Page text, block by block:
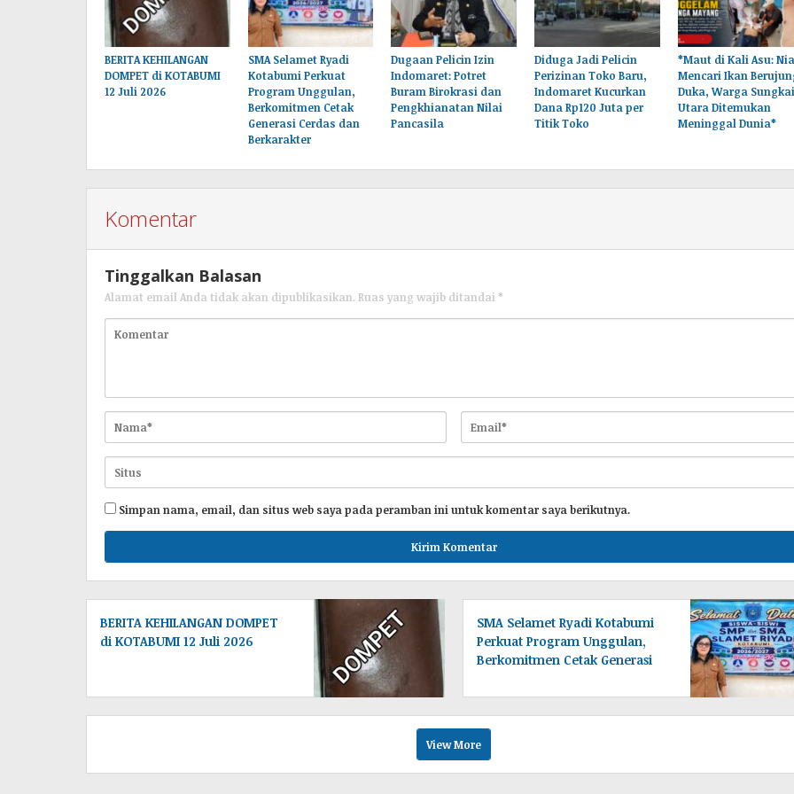
BERITA KEHILANGAN
DOMPET di KOTABUMI
12 Juli 2026
SMA Selamet Ryadi
Kotabumi Perkuat
Program Unggulan,
Berkomitmen Cetak
Generasi Cerdas dan
Berkarakter
Dugaan Pelicin Izin
Indomaret: Potret
Buram Birokrasi dan
Pengkhianatan Nilai
Pancasila
‎Diduga Jadi Pelicin
Perizinan Toko Baru,
Indomaret Kucurkan
Dana Rp120 Juta per
Titik Toko
*Maut di Kali Asu:
Mencari Ikan
Duka, Warga Sungkai
Utara Ditemukan
Meninggal Dunia*
Komentar
Tinggalkan Balasan
Alamat email Anda tidak akan dipublikasikan. Ruas yang wajib ditandai *
Simpan nama, email, dan situs web saya pada peramban ini untuk komentar saya berikutnya.
BERITA KEHILANGAN DOMPET
di KOTABUMI 12 Juli 2026
SMA Selamet Ryadi Kotabumi
Perkuat Program Unggulan,
Berkomitmen Cetak Generasi
View More